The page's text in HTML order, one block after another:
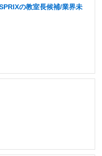
の教室長候補/業界未